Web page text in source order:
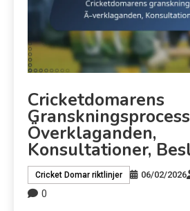
Cricketdomarens
Överklaganden,
Konsultationer,
Cricket Domar riktlinjer 06/02/2026
0